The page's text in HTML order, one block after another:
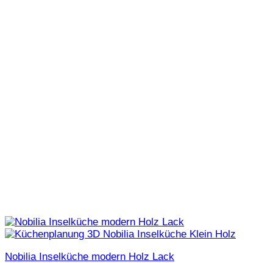
Nobilia Inselküche modern Holz Lack